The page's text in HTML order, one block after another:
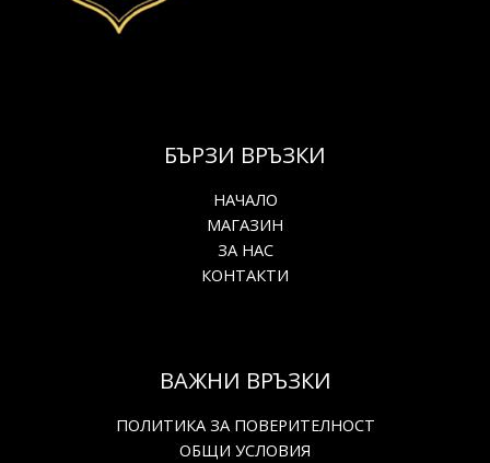
БЪРЗИ ВРЪЗКИ
НАЧАЛО
МАГАЗИН
ЗА НАС
КОНТАКТИ
ВАЖНИ ВРЪЗКИ
ПОЛИТИКА ЗА ПОВЕРИТЕЛНОСТ
ОБЩИ УСЛОВИЯ